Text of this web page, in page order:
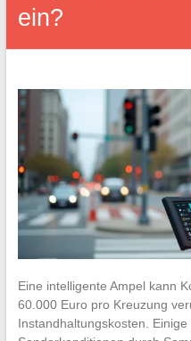
ein?
Eine intelligente Ampel kann
60.000 Euro pro Kreuzung
Instandhaltungskosten.